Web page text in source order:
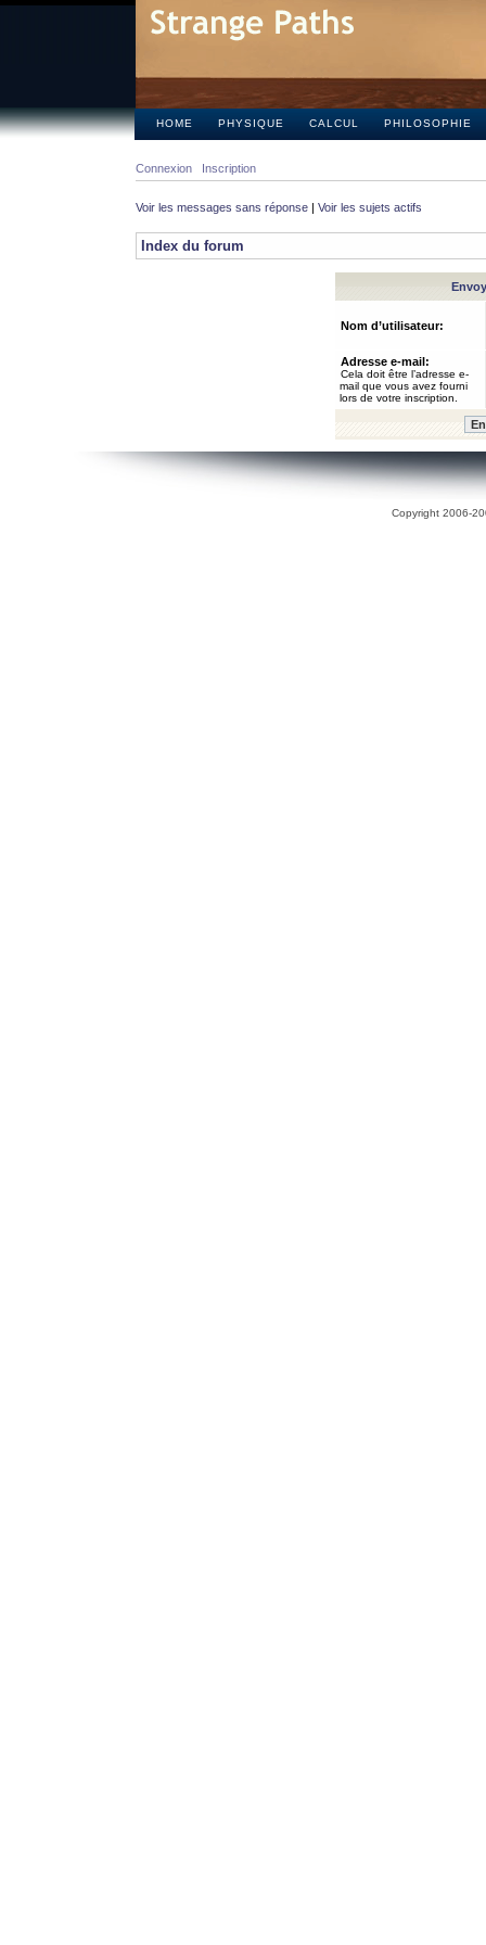
HOME PHYSIQUE CALCUL PHILOSOPHIE
Connexion Inscription
Voir les messages sans réponse | Voir les sujets actifs
Index du forum
Nom d’utilisateur:
Adresse e-mail:
Cela doit être l’adresse e-
mail que vous avez fourni
lors de votre inscription.
Copyright 2006-